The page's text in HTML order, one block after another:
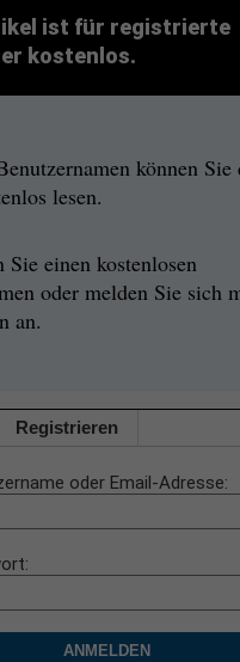
ist für registrierte
kostenlos.
können Sie
lesen.
Sie einen kostenlosen
oder melden Sie sich
an.
Registrieren
oder Email-Adresse
ANMELDEN